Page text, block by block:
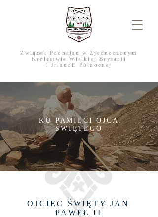
Związek Podhalan w Zjednoczonym
Królestwie Wielkiej Brytanii
i Irlandii Północnej
OJCIEC ŚWIĘTY JAN
PAWEŁ II
KU PAMIĘCI OJCA
ŚWIĘTEGO